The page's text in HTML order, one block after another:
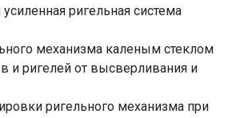
ригельная система
механизма каленым стеклом
и ригелей от высверливания и
ригельного механизма при